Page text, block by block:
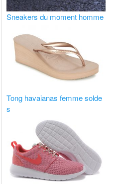
Sneakers du moment homme
Tong havaianas femme solde
s